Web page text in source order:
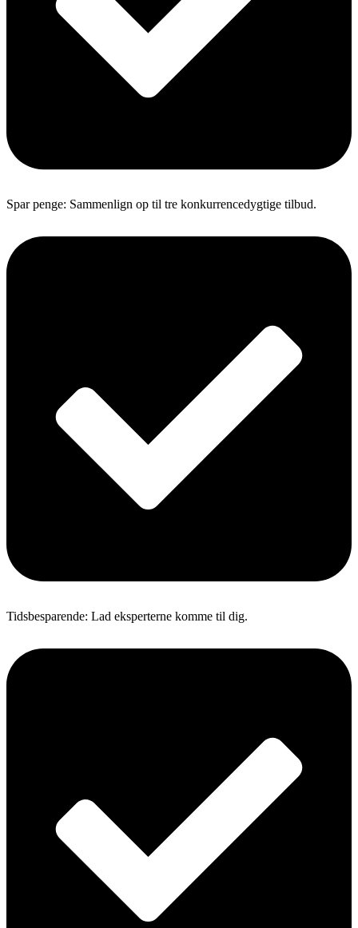
Spar penge: Sammenlign op til tre konkurrencedygtige tilbud.
Tidsbesparende: Lad eksperterne komme til dig.